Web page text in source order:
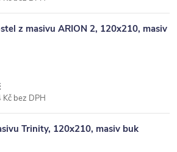
z masivu ARION 2, 120x210, masiv
bez DPH
Trinity, 120x210, masiv buk